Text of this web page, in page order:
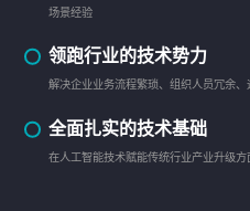
场景经验
领跑行业的技术势力
解决企业业务流程繁琐、组织人员冗余
全面扎实的技术基础
在人工智能技术赋能传统行业产业升级